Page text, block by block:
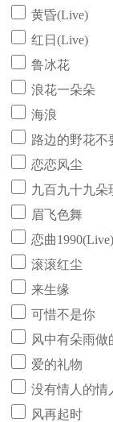
黄昏(Live)
红日(Live)
鲁冰花
浪花一朵朵
海浪
路边的野花不
恋恋风尘
九百九十九朵
眉飞色舞
恋曲1990(Live)
滚滚红尘
来生缘
可惜不是你
风中有朵雨做
爱的礼物
没有情人的情
风再起时